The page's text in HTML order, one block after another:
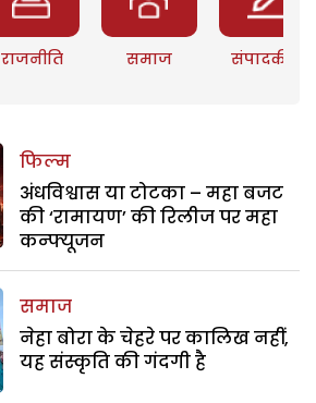
राजनीति समाज संपादकीय
फिल्म
अंधविश्वास या टोटका – महा बजट
की ‘रामायण’ की रिलीज पर महा
कन्फ्यूजन
समाज
नेहा बोरा के चेहरे पर कालिख नहीं,
यह संस्कृति की गंदगी है